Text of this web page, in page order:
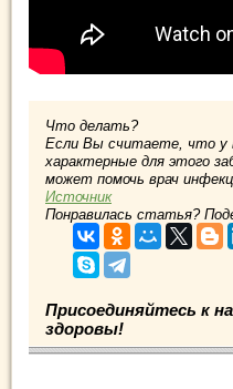
Что делать?
Если Вы считаете, что у
характерные для этого
может помочь врач
Источник
Понравилась статья?
Присоединяйтесь к
здоровы!